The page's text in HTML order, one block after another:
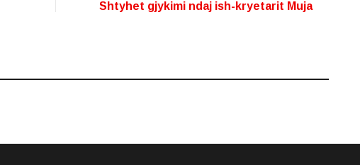
Shtyhet gjykimi ndaj ish-kryetarit Muja